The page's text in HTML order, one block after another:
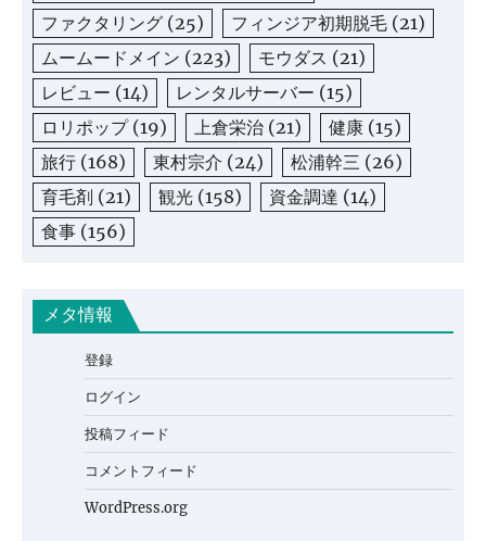
ファクタリング (25) フィンジア初期脱毛 (21)
ムームードメイン (223) モウダス (21)
レビュー (14) レンタルサーバー (15)
ロリポップ(19) 上倉栄治 (21) 健康 (15)
旅行 (168) 東村宗介 (24) 松浦幹三 (26)
育毛剤 (21) 観光 (158) 資金調達 (14)
食事 (156)
メタ情報
登録
ログイン
投稿フィード
コメントフィード
WordPress.org